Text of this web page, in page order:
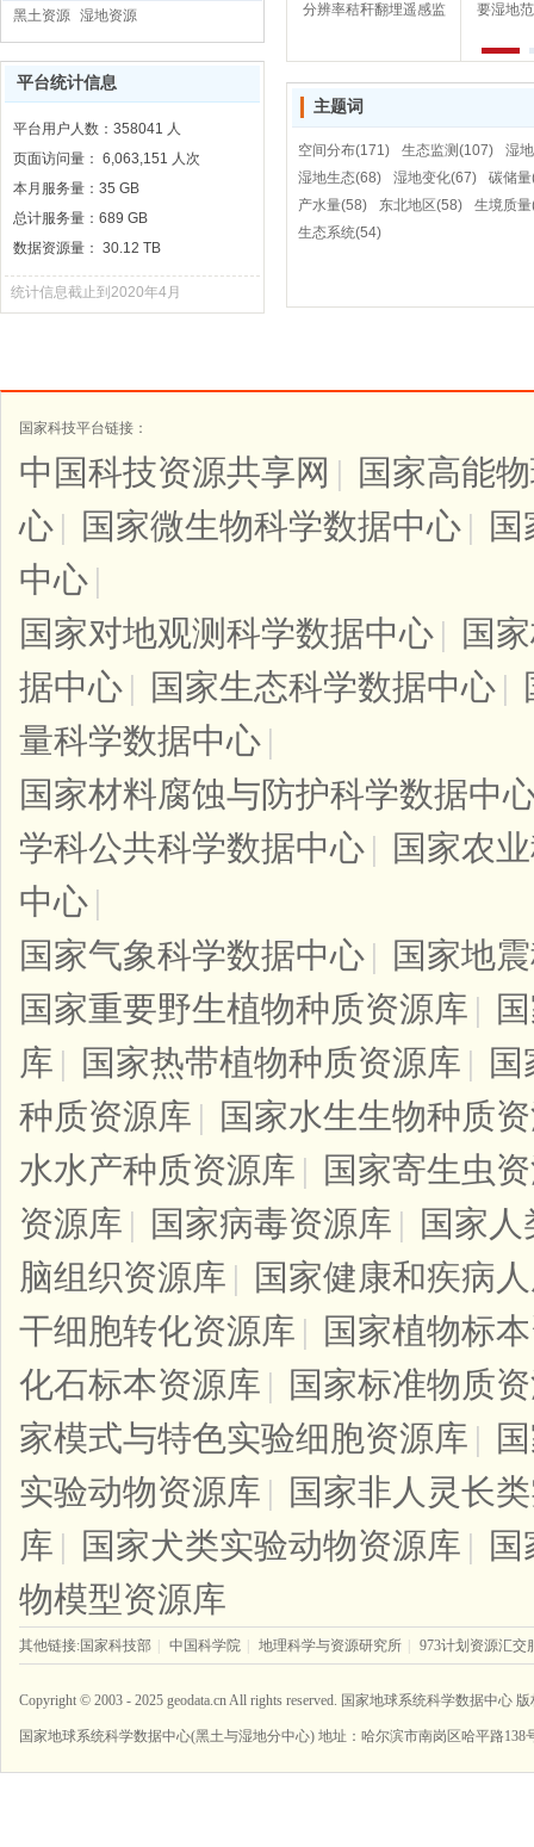
黑土资源 湿地资源
平台统计信息
平台用户人数： 358041 人
页面访问量： 6,063,151 人次
本月服务量：35 GB
总计服务量：689 GB
数据资源量： 30.12 TB
统计信息截止到2020年4月
分辨率秸秆翻埋遥感监
要湿地
主题词
空间分布(171) 生态监测(107)
湿
湿地生态(68)
湿地变化(67)
碳储
产水量(58)
东北地区(58)
生境质
生态系统(54)
国家科技平台链接：
中国科技资源共享网 | 国家高能
心 | 国家微生物科学数据中心 |
中心 |
国家对地观测科学数据中心 | 国
据中心 | 国家生态科学数据中心 |
量科学数据中心 |
国家材料腐蚀与防护科学数据中
学科公共科学数据中心 | 国家农
中心 |
国家气象科学数据中心 | 国家地
国家重要野生植物种质资源库 |
库 | 国家热带植物种质资源库 |
种质资源库 | 国家水生生物种质
水水产种质资源库 | 国家寄生虫
资源库 | 国家病毒资源库 | 国家
脑组织资源库 | 国家健康和疾病
干细胞转化资源库 | 国家植物标
化石标本资源库 | 国家标准物质
家模式与特色实验细胞资源库 |
实验动物资源库 | 国家非人灵长
库 | 国家犬类实验动物资源库 |
物模型资源库
其他链接:国家科技部 中国科学院 地理科学与资源研究所 973计划资源汇交
Copyright © 2003 - 2025 geodata.cn All rights reserved. 国家地球系统科学数据中心
国家地球系统科学数据中心(黑土与湿地分中心) 地址：哈尔滨市南岗区哈平路138